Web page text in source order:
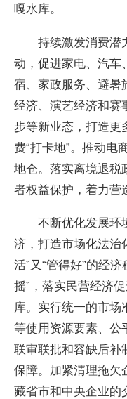
嘎水库。
持续激发消费潜
动，促进家电、汽车
宿、家政服务、避暑
经济、演艺经济和赛
步等新业态，打造更
费“打卡地”。推动电
地仓。落实离境退税
者权益保护，着力营
不断优化发展环
济，打造市场化法治
活”又“管得好”的经
摇”，落实民营经济
库。实行统一的市
等使用资源要素、公
联审联批和容缺后补
保障。加紧清理拖欠
藏省市和中央企业的